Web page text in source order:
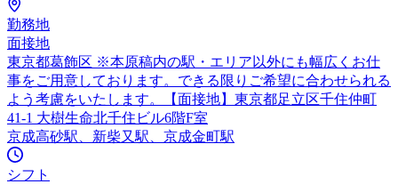
勤務地
面接地
東京都葛飾区 ※本原稿内の駅・エリア以外にも幅広くお仕
事をご用意しております。できる限りご希望に合わせられる
よう考慮をいたします。【面接地】東京都足立区千住仲町
41-1 大樹生命北千住ビル6階F室
京成高砂駅、新柴又駅、京成金町駅
シフト